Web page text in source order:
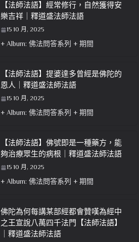
【法師法語】經常修行，自然獲得安
樂吉祥｜釋道盛法師法語
15 10 月, 2025
+ Album: 佛法問答系列 + 期間
【法師法語】提婆達多曾經是佛陀的
恩人｜釋道盛法師法語
15 10 月, 2025
+ Album: 佛法問答系列 + 期間
【法師法語】佛號即是一種藥方，能
夠治療眾生的病根｜釋道盛法師法語
15 10 月, 2025
+ Album: 佛法問答系列 + 期間
佛陀為何每講某部經都會贊嘆為經中
之王宣說八萬四千法門【法師法語】
｜釋道盛法師法語